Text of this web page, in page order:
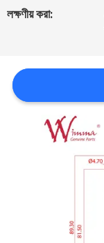
অনুরোধ
করুন
সাইটম্যাপ
লক্ষণীয় করা: